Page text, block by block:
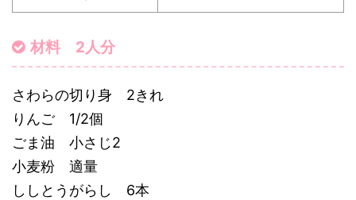
材料 2人分
さわらの切り身 2きれ
りんご 1/2個
ごま油 小さじ2
小麦粉 適量
ししとうがらし 6本